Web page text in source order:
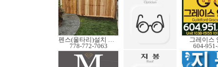
펜스(울타리)설치 수리
778-772-7063
그레이스
604-